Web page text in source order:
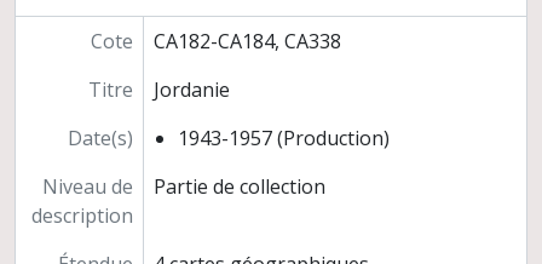
Cote
CA182-CA184, CA338
Titre
Jordanie
Date(s)
1943-1957 (Production)
Niveau de
description
Partie de collection